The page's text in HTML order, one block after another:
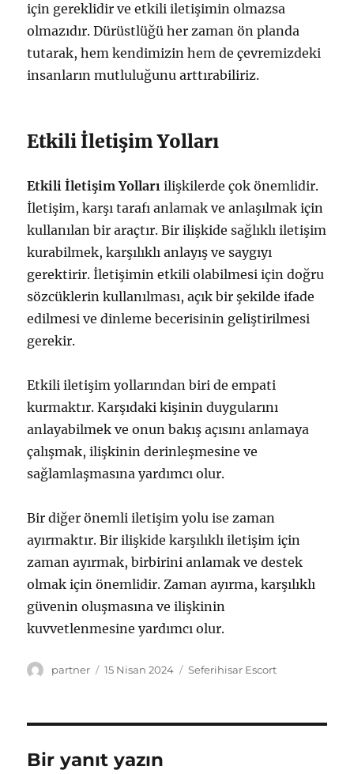
için gereklidir ve etkili iletişimin olmazsa
olmazıdır. Dürüstlüğü her zaman ön planda
tutarak, hem kendimizin hem de çevremizdeki
insanların mutluluğunu arttırabiliriz.
Etkili İletişim Yolları
Etkili İletişim Yolları ilişkilerde çok önemlidir.
İletişim, karşı tarafı anlamak ve anlaşılmak için
kullanılan bir araçtır. Bir ilişkide sağlıklı iletişim
kurabilmek, karşılıklı anlayış ve saygıyı
gerektirir. İletişimin etkili olabilmesi için doğru
sözcüklerin kullanılması, açık bir şekilde ifade
edilmesi ve dinleme becerisinin geliştirilmesi
gerekir.
Etkili iletişim yollarından biri de empati
kurmaktır. Karşıdaki kişinin duygularını
anlayabilmek ve onun bakış açısını anlamaya
çalışmak, ilişkinin derinleşmesine ve
sağlamlaşmasına yardımcı olur.
Bir diğer önemli iletişim yolu ise zaman
ayırmaktır. Bir ilişkide karşılıklı iletişim için
zaman ayırmak, birbirini anlamak ve destek
olmak için önemlidir. Zaman ayırma, karşılıklı
güvenin oluşmasına ve ilişkinin
kuvvetlenmesine yardımcı olur.
Yazar
partner
Yayın
15 Nisan 2024 Kategoriler
Seferihisar Escort
Bir yanıt yazın